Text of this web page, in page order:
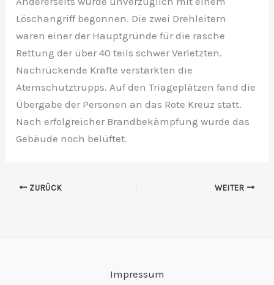
Löschangriff begonnen. Die zwei Drehleitern
waren einer der Hauptgründe für die rasche
Rettung der über 40 teils schwer Verletzten.
Nachrückende Kräfte verstärkten die
Atemschutztrupps. Auf den Triageplätzen fand die
Übergabe der Personen an das Rote Kreuz statt.
Nach erfolgreicher Brandbekämpfung wurde das
Gebäude noch belüftet.
ZURÜCK WEITER
Impressum